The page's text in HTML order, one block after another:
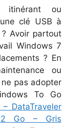
itinérant ou
clé USB à
Avoir partout
Windows 7
? En
ou
pas adopter
To Go
DataTraveler
Go – Gris